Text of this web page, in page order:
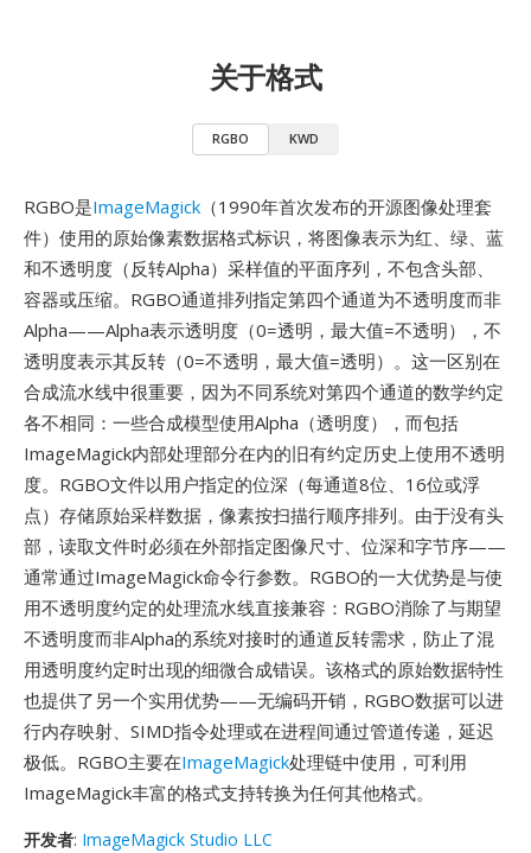
关于格式
RGBO KWD
RGBO是ImageMagick （1990年首次发布的开源图像处理套
件）使用的原始像素数据格式标识，将图像表示为红、绿、蓝
和不透明度（反转Alpha）采样值的平面序列，不包含头部、
容器或压缩。RGBO通道排列指定第四个通道为不透明度而非
Alpha——Alpha表示透明度（0=透明，最大值=不透明），不
透明度表示其反转（0=不透明，最大值=透明）。这一区别在
合成流水线中很重要，因为不同系统对第四个通道的数学约定
各不相同：一些合成模型使用Alpha（透明度），而包括
ImageMagick内部处理部分在内的旧有约定历史上使用不透明
度。RGBO文件以用户指定的位深（每通道8位、16位或浮
点）存储原始采样数据，像素按扫描行顺序排列。由于没有头
部，读取文件时必须在外部指定图像尺寸、位深和字节序——
通常通过ImageMagick命令行参数。RGBO的一大优势是与使
用不透明度约定的处理流水线直接兼容：RGBO消除了与期望
不透明度而非Alpha的系统对接时的通道反转需求，防止了混
用透明度约定时出现的细微合成错误。该格式的原始数据特性
也提供了另一个实用优势——无编码开销，RGBO数据可以进
行内存映射、SIMD指令处理或在进程间通过管道传递，延迟
极低。RGBO主要在ImageMagick处理链中使用，可利用
ImageMagick丰富的格式支持转换为任何其他格式。
开发者: ImageMagick Studio LLC